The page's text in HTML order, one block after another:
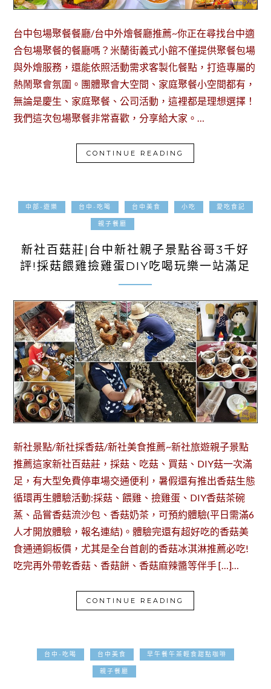
台中包場聚餐餐廳/台中外燴餐廳推薦~你正在尋找台中適
合包場聚餐的餐廳嗎？米蘭街義式小館不僅提供聚餐包場
與外燴服務，還能依照活動需求客製化餐點，打造專屬的
熱鬧聚會氛圍。團體聚會大空間、家庭聚餐小空間都有，
無論是慶生、家庭聚餐、公司活動，這裡都是理想選擇！
我們這次包場聚餐非常喜歡，分享給大家。…
CONTINUE READING
中部-遊樂 台中-吃喝 台中美食 小吃 愛吃食記
親子餐廳
新社百菇莊|台中新社親子景點谷哥3千好
評!採菇餵雞撿雞蛋DIY吃喝玩樂一站滿足
新社景點/新社採香菇/新社美食推薦~新社旅遊親子景點
推薦這家新社百菇莊，採菇、吃菇、買菇、DIY菇一次滿
足，有大型免費停車場交通便利，暑假還有推出香菇生態
循環再生體驗活動:採菇、餵雞、撿雞蛋、DIY香菇茶碗
蒸、品嘗香菇流沙包、香菇奶茶，可預約體驗(平日需滿6
人才開放體驗，報名連結)。體驗完還有超好吃的香菇美
食通通銅板價，尤其是全台首創的香菇冰淇淋推薦必吃!
吃完再外帶乾香菇、香菇餅、香菇麻辣醬等伴手 […]…
CONTINUE READING
台中-吃喝 台中美食 早午餐午茶輕食甜點咖啡
親子餐廳